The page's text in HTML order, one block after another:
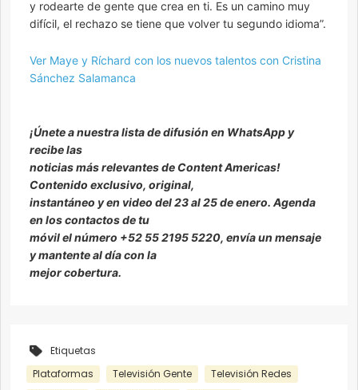
y rodearte de gente que crea en ti. Es un camino muy
difícil, el rechazo se tiene que volver tu segundo idioma”.
Ver Maye y Ríchard con los nuevos talentos con Cristina
Sánchez Salamanca
¡Únete a nuestra lista de difusión en WhatsApp y
recibe las
noticias más relevantes de Content Americas!
Contenido exclusivo, original,
instantáneo y en video del 23 al 25 de enero. Agenda
en los contactos de tu
móvil el número +52 55 2195 5220, envía un mensaje
y mantente al día con la
mejor cobertura.
Etiquetas
Plataformas
Televisión Gente
Televisión Redes